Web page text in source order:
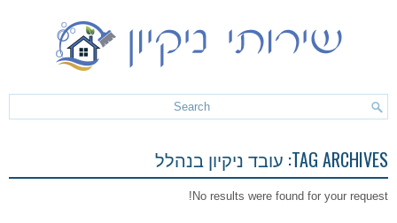
TAG ARCHIVES: עובד ניקיון בנהלל
No results were found for your request!